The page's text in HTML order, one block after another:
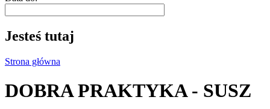
Jesteś tutaj
Strona główna
DOBRA PRAKTYKA - SUSZ